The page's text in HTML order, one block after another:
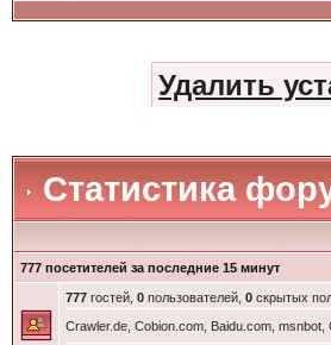
Удалить
Статистика
777 посетителей за последние 15 минут
777гостей, 0пользователей, 0скрытых
Crawler.de, Cobion.com, Baidu.com, msnbot,